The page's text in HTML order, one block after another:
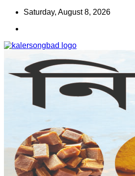
Skip
content
Saturday, August 8, 2026
কালের সংবাদ
www.kalersongbad.com